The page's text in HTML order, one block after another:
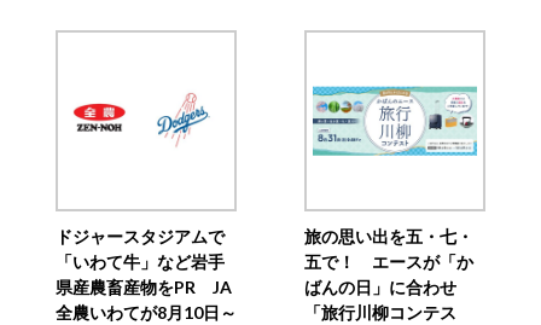
ドジャースタジアムで
「いわて牛」など岩手
県産農畜産物をPR JA
全農いわてが8月10日～
旅の思い出を五・七・
五で！ エースが「か
ばんの日」に合わせ
「旅行川柳コンテス